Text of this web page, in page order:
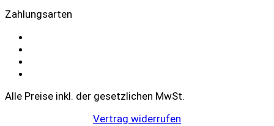
Zahlungsarten
Alle Preise inkl. der gesetzlichen MwSt.
Vertrag widerrufen